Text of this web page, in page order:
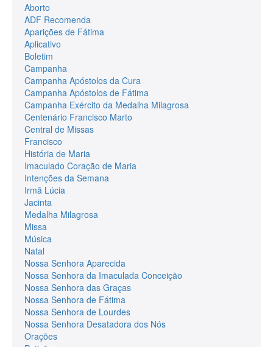
Aborto
ADF Recomenda
Aparições de Fátima
Aplicativo
Boletim
Campanha
Campanha Apóstolos da Cura
Campanha Apóstolos de Fátima
Campanha Exército da Medalha Milagrosa
Centenário Francisco Marto
Central de Missas
Francisco
História de Maria
Imaculado Coração de Maria
Intenções da Semana
Irmã Lúcia
Jacinta
Medalha Milagrosa
Missa
Música
Natal
Nossa Senhora Aparecida
Nossa Senhora da Imaculada Conceição
Nossa Senhora das Graças
Nossa Senhora de Fátima
Nossa Senhora de Lourdes
Nossa Senhora Desatadora dos Nós
Orações